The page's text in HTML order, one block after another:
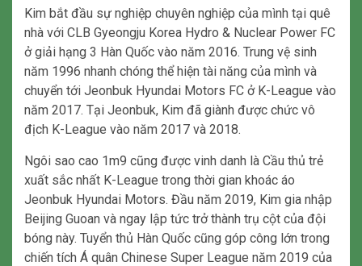
Kim bắt đầu sự nghiệp chuyên nghiệp của mình tại quê
nhà với CLB Gyeongju Korea Hydro & Nuclear Power FC
ở giải hạng 3 Hàn Quốc vào năm 2016. Trung vệ sinh
năm 1996 nhanh chóng thể hiện tài năng của mình và
chuyển tới Jeonbuk Hyundai Motors FC ở K-League vào
năm 2017. Tại Jeonbuk, Kim đã giành được chức vô
địch K-League vào năm 2017 và 2018.
Ngôi sao cao 1m9 cũng được vinh danh là Cầu thủ trẻ
xuất sắc nhất K-League trong thời gian khoác áo
Jeonbuk Hyundai Motors. Đầu năm 2019, Kim gia nhập
Beijing Guoan và ngay lập tức trở thành trụ cột của đội
bóng này. Tuyển thủ Hàn Quốc cũng góp công lớn trong
chiến tích Á quân Chinese Super League năm 2019 của